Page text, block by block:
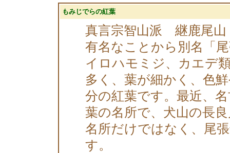
もみじでらの紅葉
真言宗智山派 継鹿尾
有名なことから別名「
イロハモミジ、カエデ
多く、葉が細かく、色
分の紅葉です。最近、
葉の名所で、犬山の長
名所だけではなく、尾
す。